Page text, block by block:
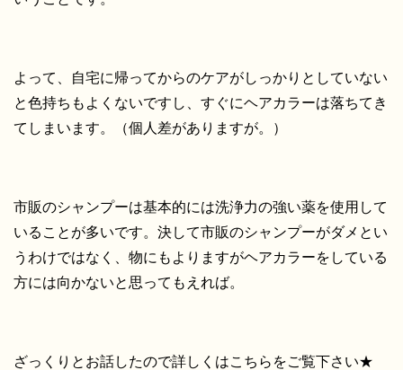
よって、自宅に帰ってからのケアがしっかりとしていない
と色持ちもよくないですし、すぐにヘアカラーは落ちてき
てしまいます。（個人差がありますが。）
市販のシャンプーは基本的には洗浄力の強い薬を使用して
いることが多いです。決して市販のシャンプーがダメとい
うわけではなく、物にもよりますがヘアカラーをしている
方には向かないと思ってもえれば。
ざっくりとお話したので詳しくはこちらをご覧下さい★